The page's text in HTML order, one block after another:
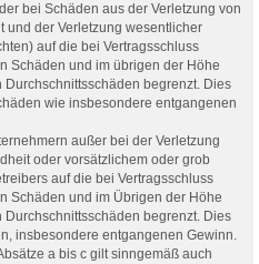
bei Schäden aus der Verletzung von
und der Verletzung wesentlicher
auf die bei Vertragsschluss
Schäden und im übrigen der Höhe
begrenzt. Dies
wie insbesondere entgangenen
außer bei der Verletzung
oder vorsätzlichem oder grob
auf die bei Vertragsschluss
Schäden und im Übrigen der Höhe
begrenzt. Dies
insbesondere entgangenen Gewinn.
a bis c gilt sinngemäß auch